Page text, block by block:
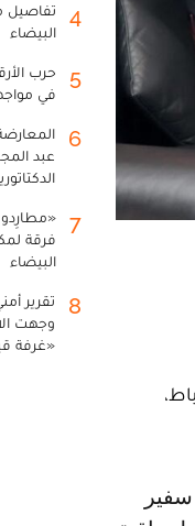
اللطيف حموشي، ظهر اليوم الجمعة 3 ماي 2024 بالرباط،
4
تفاصيل
البيضاء
5
حرب
في
6
عبد
7
فرقة
البيضاء
8
تقرير
وجهت
«غرفة